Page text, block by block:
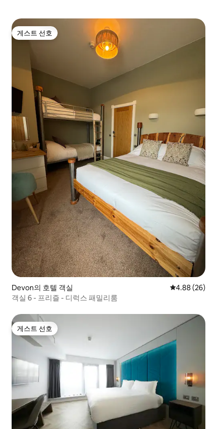
게스트 선호
게스트 선호
Devon의 호텔 객실 평점 4.88점(5
4.88 (26)
객실 6 - 프리즐 - 디럭스 패밀리룸
게스트 선호
게스트 선호